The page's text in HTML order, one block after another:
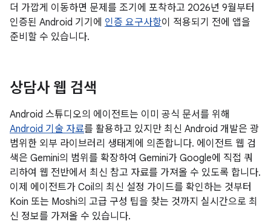
더 가깝게 이동하면 문제를 조기에 포착하고 2026년 9월부터
인증된 Android 기기에 인증 요구사항이 적용되기 전에 앱을
준비할 수 있습니다.
상담사 웹 검색
Android 스튜디오의 에이전트는 이미 공식 문서를 위해
Android 기술 자료를 활용하고 있지만 최신 Android 개발은 광
범위한 외부 라이브러리 생태계에 의존합니다. 에이전트 웹 검
색은 Gemini의 범위를 확장하여 Gemini가 Google에 직접 쿼
리하여 웹 전반에서 최신 참고 자료를 가져올 수 있도록 합니다.
이제 에이전트가 Coil의 최신 설정 가이드를 확인하는 것부터
Koin 또는 Moshi의 고급 구성 팁을 찾는 것까지 실시간으로 최
신 정보를 가져올 수 있습니다.